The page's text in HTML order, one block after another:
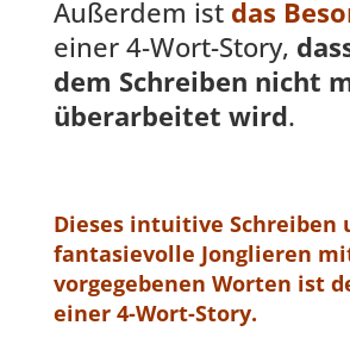
Außerdem ist das
einer 4-Wort-Story,
dem Schreiben nicht
überarbeitet wird.
Dieses intuitive Schreiben
fantasievolle Jonglieren
vorgegebenen Worten ist
einer 4-Wort-Story.